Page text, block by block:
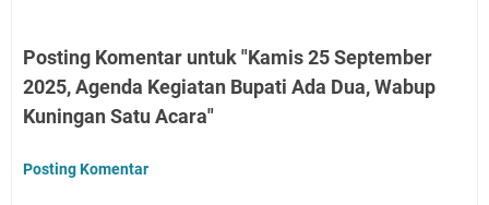
Posting Komentar untuk "Kamis 25 September
2025, Agenda Kegiatan Bupati Ada Dua, Wabup
Kuningan Satu Acara"
Posting Komentar